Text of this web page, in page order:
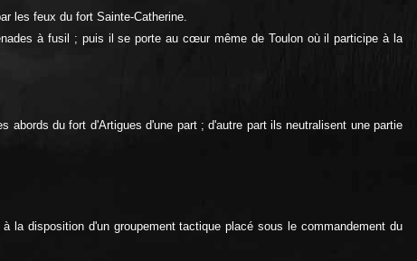
les feux du fort Sainte-Catherine.
à fusil ; puis il se porte au cœur même de Toulon où il participe à la
abords du fort d'Artigues d'une part ; d'autre part ils neutralisent une partie
la disposition d'un groupement tactique placé sous le commandement du